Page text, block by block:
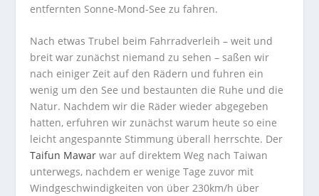
entfernten Sonne-Mond-See zu fahren.
Nach etwas Trubel beim Fahrradverleih – weit und
breit war zunächst niemand zu sehen – saßen wir
nach einiger Zeit auf den Rädern und fuhren ein
wenig um den See und bestaunten die Ruhe und die
Natur. Nachdem wir die Räder wieder abgegeben
hatten, erfuhren wir zunächst warum heute so eine
leicht angespannte Stimmung überall herrschte. Der
Taifun Mawar war auf direktem Weg nach Taiwan
unterwegs, nachdem er wenige Tage zuvor mit
Windgeschwindigkeiten von über 230km/h über